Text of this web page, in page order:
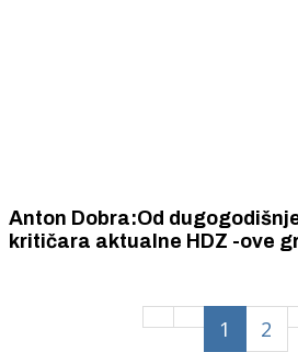
Anton Dobra:Od
kritičara aktualne HDZ -ove
1 2